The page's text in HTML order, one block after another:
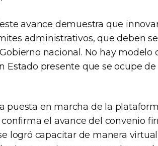
avance demuestra que
administrativos, que deben
nacional. No hay
Estado presente que se ocupe
puesta en marcha de la
el avance del convenio
logró capacitar de manera